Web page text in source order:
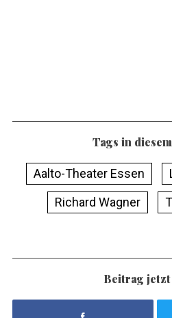
Tags in
Aalto-Theater Essen
Richard Wagner
Beitrag